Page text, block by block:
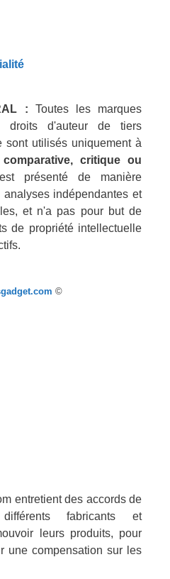
: Toutes les marques
droits d'auteur de tiers
sont utilisés uniquement à
comparative, critique ou
présenté de manière
indépendantes et
et n'a pas pour but de
de propriété intellectuelle
©
entretient des accords de
fabricants et
leurs produits, pour
une compensation sur les